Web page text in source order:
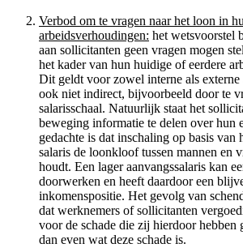
Verbod om te vragen naar het loon in
arbeidsverhoudingen: het wetsvoorstel
aan sollicitanten geen vragen mogen
het kader van hun huidige of eerdere
Dit geldt voor zowel interne als
ook niet indirect, bijvoorbeeld door te
salarisschaal. Natuurlijk staat het
beweging informatie te delen over hun
gedachte is dat inschaling op basis van
salaris de loonkloof tussen mannen en
houdt. Een lager aanvangssalaris kan
doorwerken en heeft daardoor een
inkomenspositie. Het gevolg van
dat werknemers of sollicitanten
voor de schade die zij hierdoor hebben
dan even wat deze schade is.